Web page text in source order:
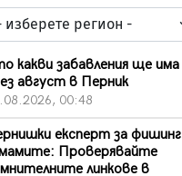
какви забавления ще има
август в Перник
00:48
експерт за фишинг
Проверявайте
линкове в